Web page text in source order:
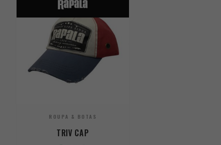
ROUPA & BOTAS
TRIV CAP